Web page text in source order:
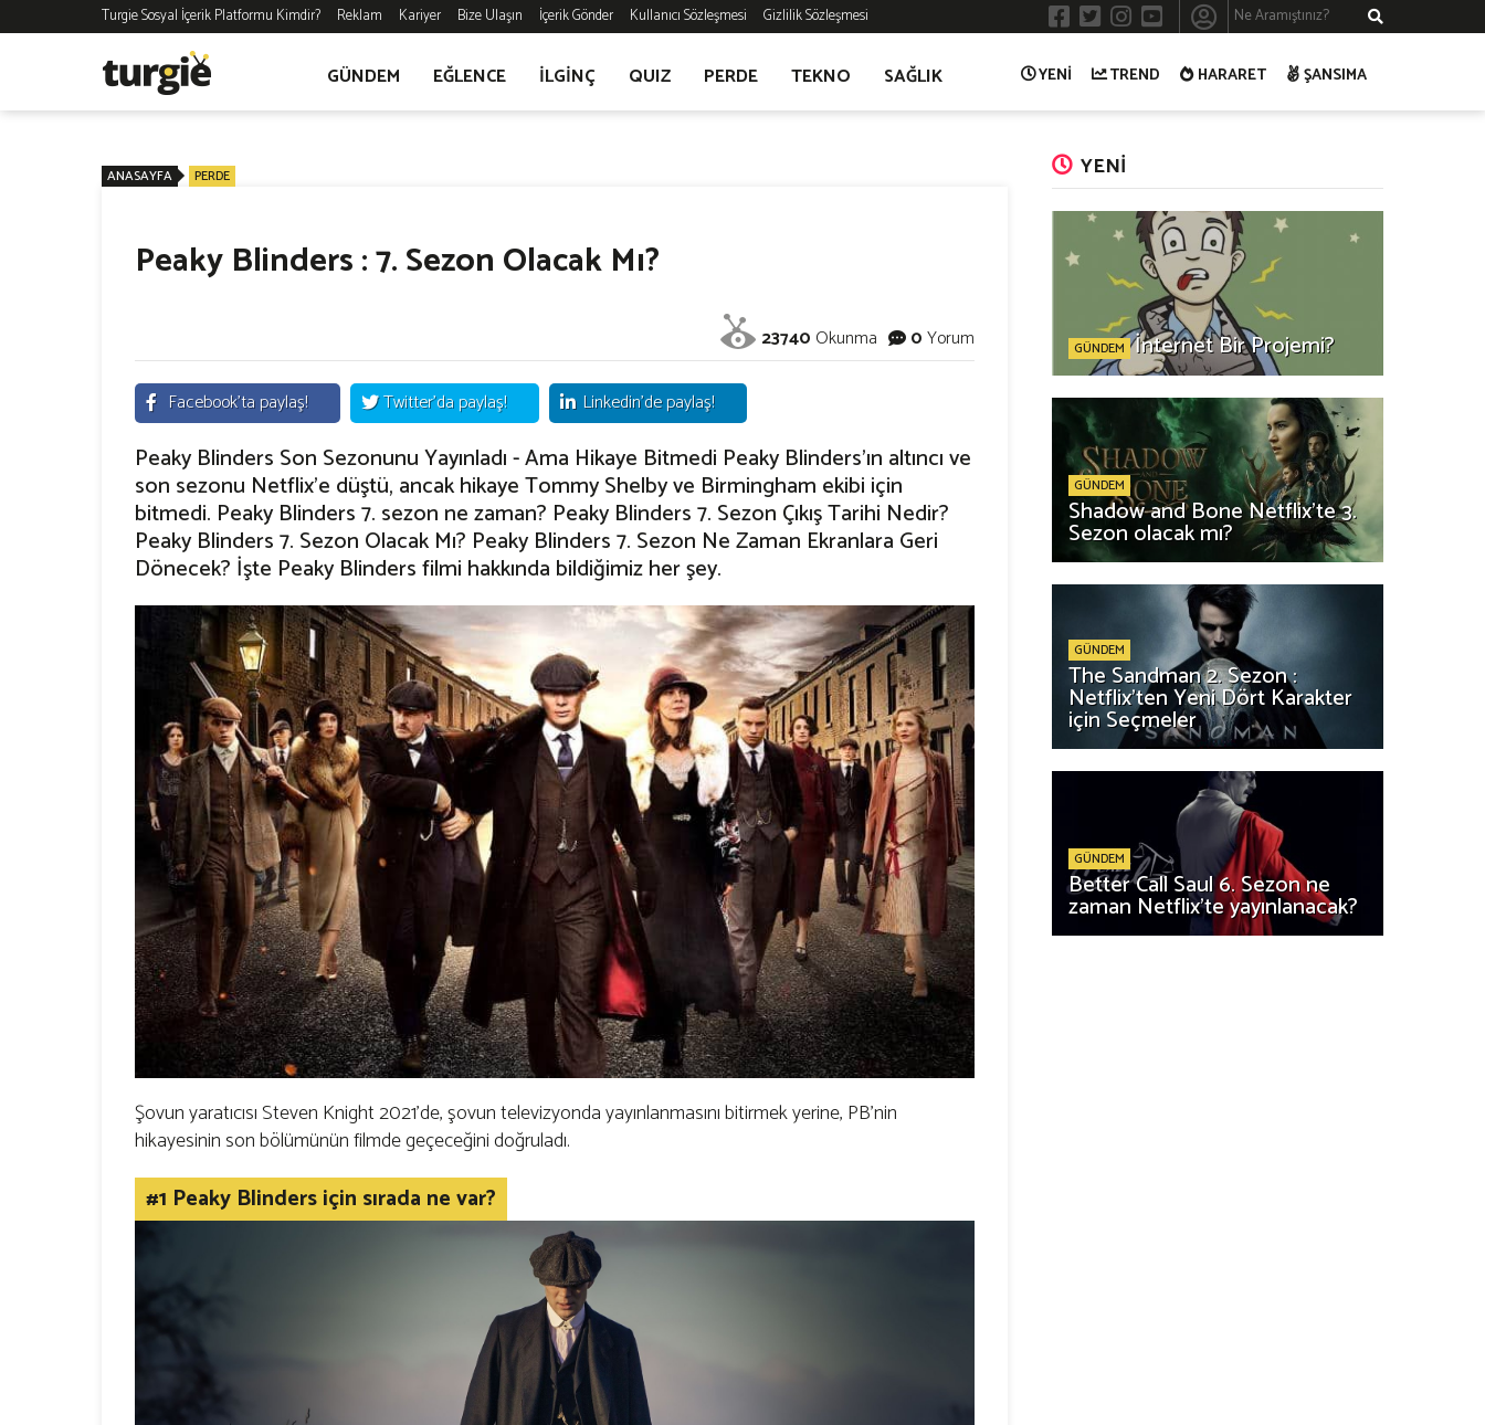
Turgie Sosyal İçerik Platformu Kimdir? Reklam Kariyer Bize Ulaşın İçerik Gönder Kullanıcı Sözleşmesi Gizlilik Sözleşmesi
GÜNDEM EĞLENCE İLGİNÇ QUIZ PERDE TEKNO SAĞLIK YENİ TREND HARARET ŞANSIMA
ANASAYFA PERDE
Peaky Blinders : 7. Sezon Olacak Mı?
0Yorum
23740 Okunma
Facebook'ta paylaş! Twitter'da paylaş! Linkedin'de paylaş!
Peaky Blinders Son Sezonunu Yayınladı - Ama Hikaye Bitmedi Peaky Blinders'ın altıncı ve
son sezonu Netflix'e düştü, ancak hikaye Tommy Shelby ve Birmingham ekibi için
bitmedi. Peaky Blinders 7. sezon ne zaman? Peaky Blinders 7. Sezon Çıkış Tarihi Nedir?
Peaky Blinders 7. Sezon Olacak Mı? Peaky Blinders 7. Sezon Ne Zaman Ekranlara Geri
Dönecek? İşte Peaky Blinders filmi hakkında bildiğimiz her şey.
Şovun yaratıcısı Steven Knight 2021'de, şovun televizyonda yayınlanmasını bitirmek yerine, PB'nin
hikayesinin son bölümünün filmde geçeceğini doğruladı.
#1 Peaky Blinders için sırada ne var?
YENİ
GÜNDEM İnternet Bir Projemi?
GÜNDEM
Shadow and Bone Netflix'te 3.
Sezon olacak mı?
GÜNDEM
The Sandman 2. Sezon :
Netflix'ten Yeni Dört Karakter
için Seçmeler
GÜNDEM
Better Call Saul 6. Sezon ne
zaman Netflix'te yayınlanacak?